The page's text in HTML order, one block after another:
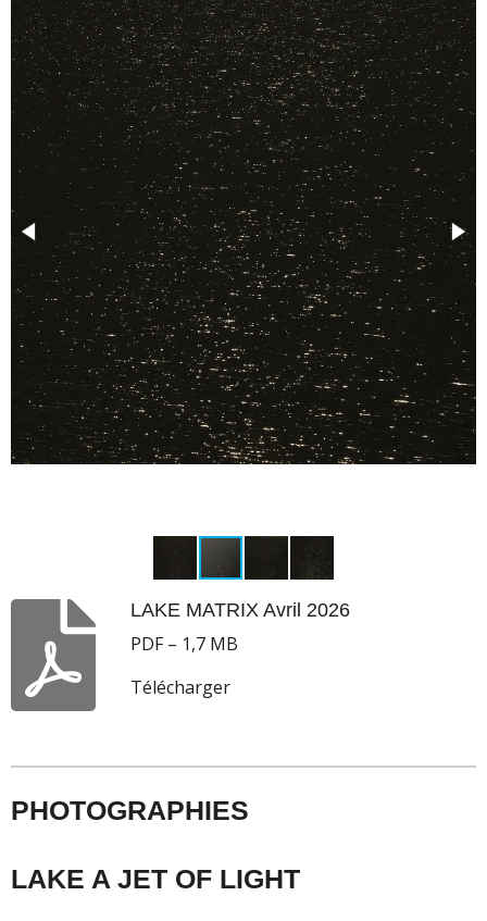
LAKE MATRIX Avril 2026
PDF – 1,7 MB
Télécharger
PHOTOGRAPHIES
LAKE A JET OF LIGHT